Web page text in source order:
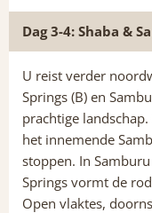
Dag 3-4: Shaba &
U reist verder
Springs (B) en
prachtige
het innemende
stoppen. In
Springs vormt de
Open vlaktes,